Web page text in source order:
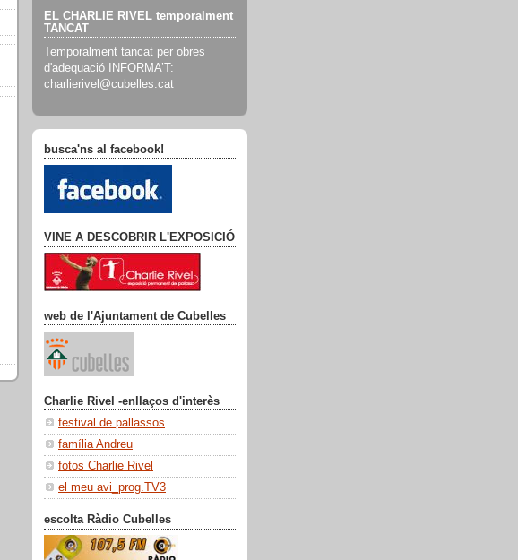
EL CHARLIE RIVEL temporalment
TANCAT
Temporalment tancat per obres
d'adequació INFORMA’T:
charlierivel@cubelles.cat
busca'ns al facebook!
VINE A DESCOBRIR L'EXPOSICIÓ
web de l'Ajuntament de Cubelles
Charlie Rivel -enllaços d'interès
festival de pallassos
família Andreu
fotos Charlie Rivel
el meu avi_prog.TV3
escolta Ràdio Cubelles